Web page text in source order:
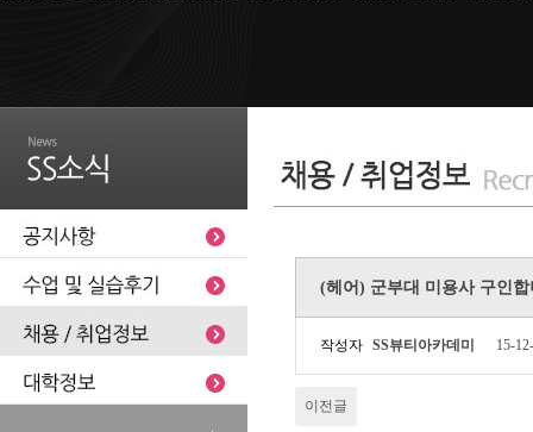
(헤어) 군부대 미용사 구인합
작성자 SS뷰티아카데미 15-
이전글